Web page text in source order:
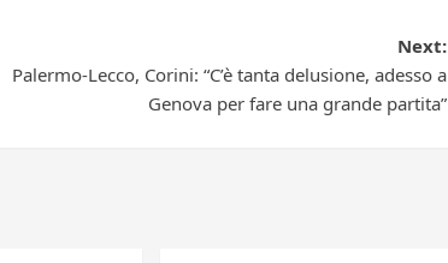
Next:
Palermo-Lecco, Corini: “C’è tanta delusione, adesso a
Genova per fare una grande partita”